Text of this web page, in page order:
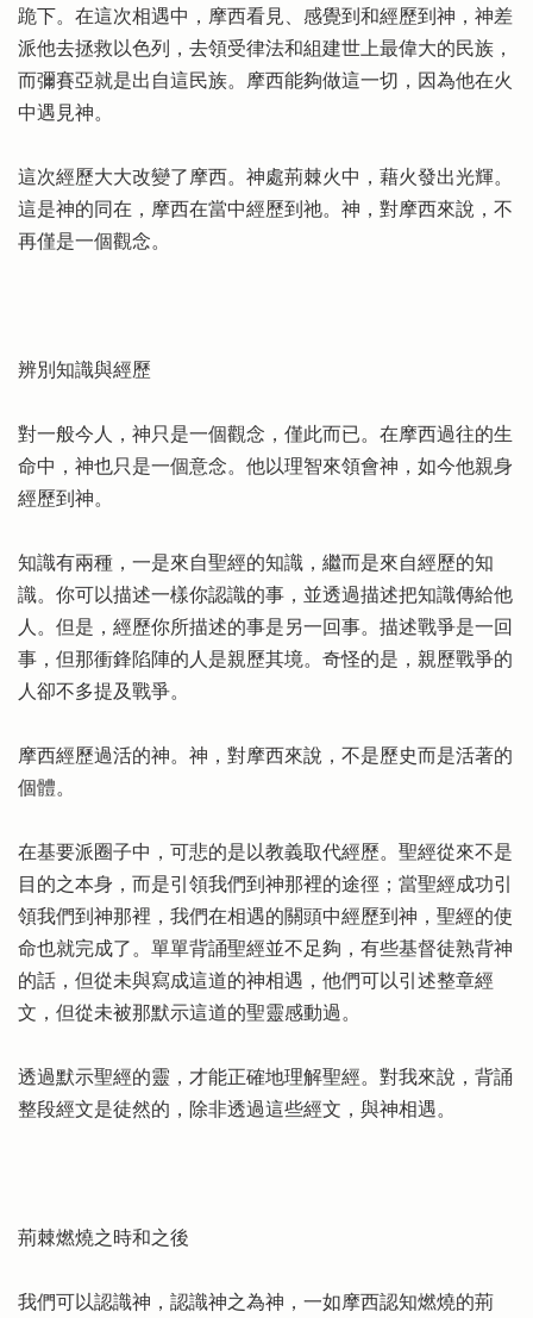
跪下。在這次相遇中，摩西看見、感覺到和經歷到神，神差
派他去拯救以色列，去領受律法和組建世上最偉大的民族，
而彌賽亞就是出自這民族。摩西能夠做這一切，因為他在火
中遇見神。
這次經歷大大改變了摩西。神處荊棘火中，藉火發出光輝。
這是神的同在，摩西在當中經歷到祂。神，對摩西來說，不
再僅是一個觀念。
辨別知識與經歷
對一般今人，神只是一個觀念，僅此而已。在摩西過往的生
命中，神也只是一個意念。他以理智來領會神，如今他親身
經歷到神。
知識有兩種，一是來自聖經的知識，繼而是來自經歷的知
識。你可以描述一樣你認識的事，並透過描述把知識傳給他
人。但是，經歷你所描述的事是另一回事。描述戰爭是一回
事，但那衝鋒陷陣的人是親歷其境。奇怪的是，親歷戰爭的
人卻不多提及戰爭。
摩西經歷過活的神。神，對摩西來說，不是歷史而是活著的
個體。
在基要派圈子中，可悲的是以教義取代經歷。聖經從來不是
目的之本身，而是引領我們到神那裡的途徑；當聖經成功引
領我們到神那裡，我們在相遇的關頭中經歷到神，聖經的使
命也就完成了。單單背誦聖經並不足夠，有些基督徒熟背神
的話，但從未與寫成這道的神相遇，他們可以引述整章經
文，但從未被那默示這道的聖靈感動過。
透過默示聖經的靈，才能正確地理解聖經。對我來說，背誦
整段經文是徒然的，除非透過這些經文，與神相遇。
荊棘燃燒之時和之後
我們可以認識神，認識神之為神，一如摩西認知燃燒的荊